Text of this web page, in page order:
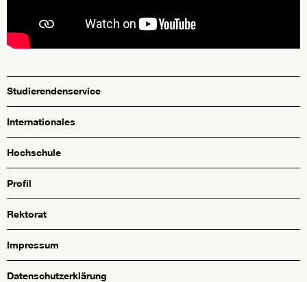
Studierendenservice
Internationales
Hochschule
Profil
Rektorat
Impressum
Datenschutzerklärung